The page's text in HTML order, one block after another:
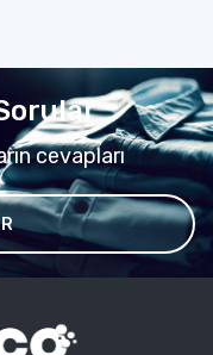
cevapları